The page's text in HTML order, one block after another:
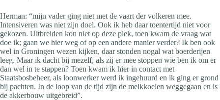
Herman: “mijn vader ging niet met de vaart der volkeren mee.
Intensiveren was niet zijn doel. Ook ik heb daar toentertijd niet voor
gekozen. Uitbreiden kon niet op deze plek, toen kwam de vraag wat
doe ik; gaan we hier weg of op een andere manier verder? Ik ben ook
wel in Groningen wezen kijken, daar stonden nogal wat boerderijen
leeg. Maar ik dacht bij mezelf, als zij er mee stoppen wie ben ik om er
dan wel in te stappen? Toen kwam ik hier in contact met
Staatsbosbeheer, als loonwerker werd ik ingehuurd en ik ging er grond
bij pachten. In de loop van de tijd zijn de melkkoeien weggegaan en is
de akkerbouw uitgebreid”.